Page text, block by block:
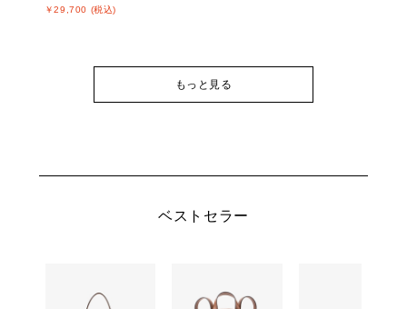
￥29,700 (税込)
もっと見る
ベストセラー